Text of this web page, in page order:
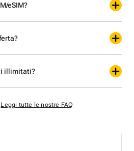
eSIM?
illimitati?
Leggi tutte le nostre FAQ